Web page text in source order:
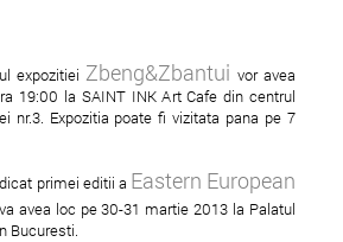
Secondary Usage of
expozitiei Zbeng&Zbantui vor avea
19:00 la SAINT INK Art Cafe din centrul
nr.3. Expozitia poate fi vizitata pana pe 7
primei editii a Eastern European
avea loc pe 30-31 martie 2013 la Palatul
Bucuresti.